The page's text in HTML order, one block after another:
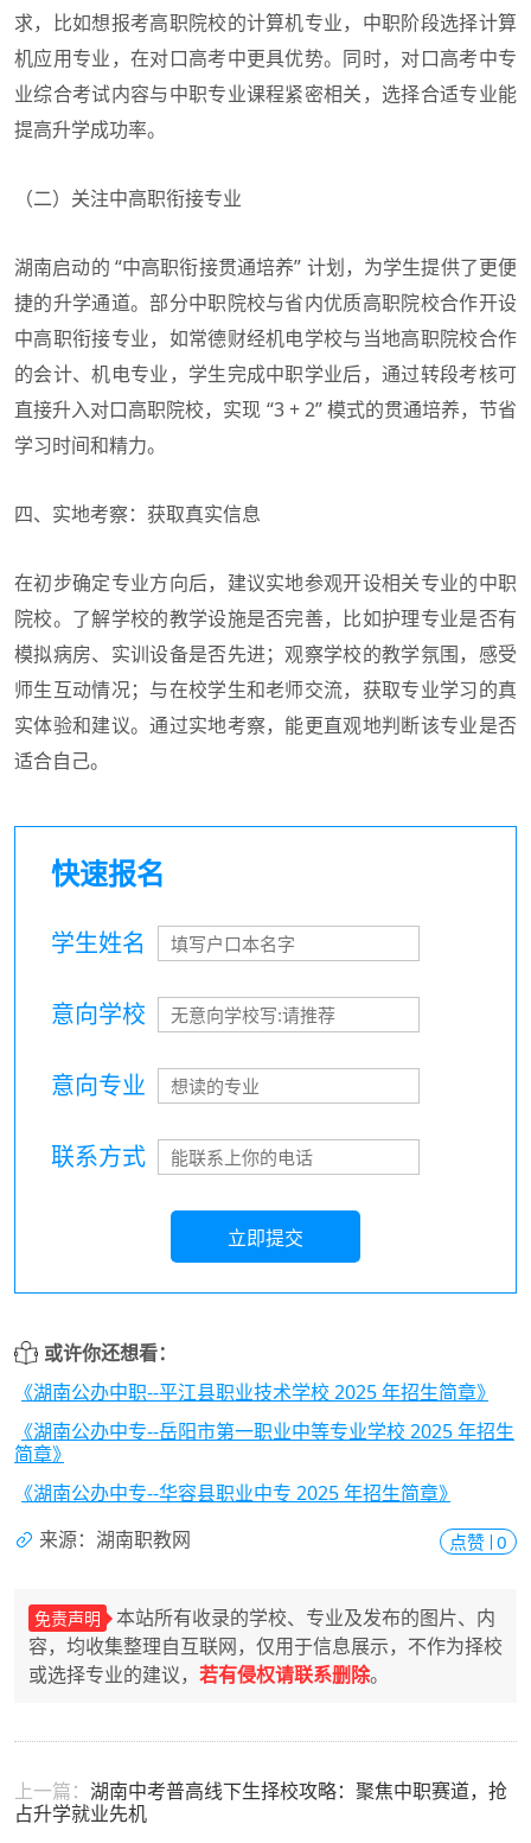
求，比如想报考高职院校的计算机专业，中职阶段选择计算
机应用专业，在对口高考中更具优势。同时，对口高考中专
业综合考试内容与中职专业课程紧密相关，选择合适专业能
提高升学成功率。
（二）关注中高职衔接专业
湖南启动的 “中高职衔接贯通培养” 计划，为学生提供了更便
捷的升学通道。部分中职院校与省内优质高职院校合作开设
中高职衔接专业，如常德财经机电学校与当地高职院校合作
的会计、机电专业，学生完成中职学业后，通过转段考核可
直接升入对口高职院校，实现 “3 + 2” 模式的贯通培养，节省
学习时间和精力。
四、实地考察：获取真实信息
在初步确定专业方向后，建议实地参观开设相关专业的中职
院校。了解学校的教学设施是否完善，比如护理专业是否有
模拟病房、实训设备是否先进；观察学校的教学氛围，感受
师生互动情况；与在校学生和老师交流，获取专业学习的真
实体验和建议。通过实地考察，能更直观地判断该专业是否
适合自己。
快速报名
学生姓名
意向学校
意向专业
联系方式
立即提交
或许你还想看：
《湖南公办中职--平江县职业技术学校 2025 年招生简章》
《湖南公办中专--岳阳市第一职业中等专业学校 2025 年招生
简章》
《湖南公办中专--华容县职业中专 2025 年招生简章》
来源：湖南职教网
点赞 0
免责声明
本站所有收录的学校、专业及发布的图片、内
容，均收集整理自互联网，仅用于信息展示，不作为择校
或选择专业的建议， 若有侵权请联系删除。
上一篇： 湖南中考普高线下生择校攻略：聚焦中职赛道，抢
占升学就业先机